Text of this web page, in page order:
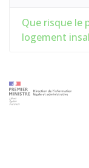
Que risque le
logement